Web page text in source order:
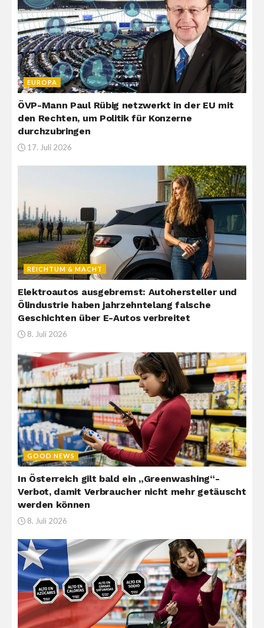
EUROPA
ÖVP-Mann Paul Rübig netzwerkt in der EU mit
den Rechten, um Politik für Konzerne
durchzubringen
17. Juli 2026
REICHTUM & MACHT
Elektroautos ausgebremst: Autohersteller und
Ölindustrie haben jahrzehntelang falsche
Geschichten über E-Autos verbreitet
8. Juli 2026
GOOD NEWS
In Österreich gilt bald ein „Greenwashing“-
Verbot, damit Verbraucher nicht mehr getäuscht
werden können
8. Juli 2026